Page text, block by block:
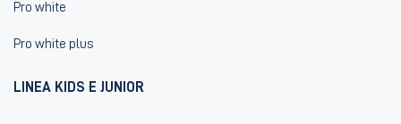
Pro white
Pro white plus
LINEA KIDS E JUNIOR